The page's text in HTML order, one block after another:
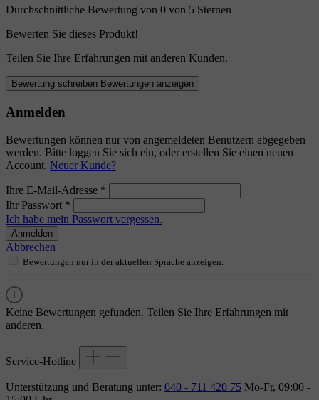
Durchschnittliche Bewertung von 0 von 5 Sternen
Bewerten Sie dieses Produkt!
Teilen Sie Ihre Erfahrungen mit anderen Kunden.
Bewertung schreiben Bewertungen anzeigen
Anmelden
Bewertungen können nur von angemeldeten Benutzern abgegeben
werden. Bitte loggen Sie sich ein, oder erstellen Sie einen neuen
Account. Neuer Kunde?
Ihre E-Mail-Adresse *
Ihr Passwort *
Ich habe mein Passwort vergessen.
Anmelden
Abbrechen
Bewertungen nur in der aktuellen Sprache anzeigen.
Keine Bewertungen gefunden. Teilen Sie Ihre Erfahrungen mit
anderen.
Service-Hotline
Unterstützung und Beratung unter: 040 - 711 420 75 Mo-Fr, 09:00 -